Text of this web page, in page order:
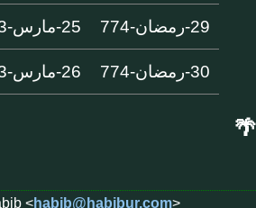
29-رمضان-774 25-مارس-1373
30-رمضان-774 26-مارس-1373
🌴
<habib@habibur.com>